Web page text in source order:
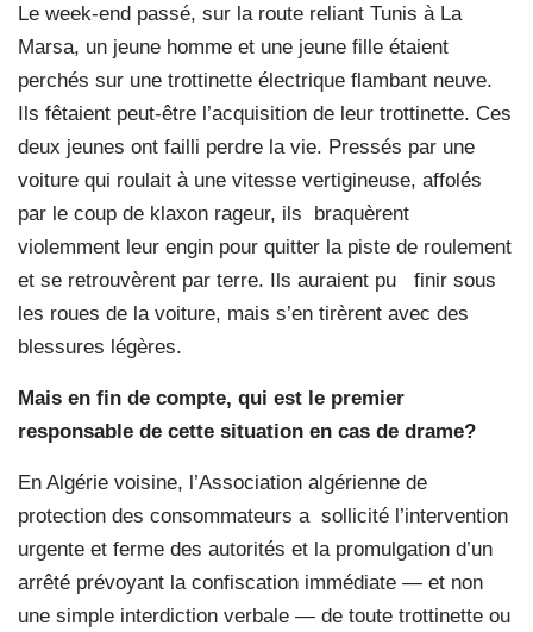
Le week-end passé, sur la route reliant Tunis à La
Marsa, un jeune homme et une jeune fille étaient
perchés sur une trottinette électrique flambant neuve.
Ils fêtaient peut-être l’acquisition de leur trottinette. Ces
deux jeunes ont failli perdre la vie. Pressés par une
voiture qui roulait à une vitesse vertigineuse, affolés
par le coup de klaxon rageur, ils braquèrent
violemment leur engin pour quitter la piste de roulement
et se retrouvèrent par terre. Ils auraient pu finir sous
les roues de la voiture, mais s’en tirèrent avec des
blessures légères.
Mais en fin de compte, qui est le premier
responsable de cette situation en cas de drame?
En Algérie voisine, l’Association algérienne de
protection des consommateurs a sollicité l’intervention
urgente et ferme des autorités et la promulgation d’un
arrêté prévoyant la confiscation immédiate — et non
une simple interdiction verbale — de toute trottinette ou